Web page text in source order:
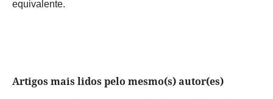
equivalente.
Artigos mais lidos pelo mesmo(s) autor(es)